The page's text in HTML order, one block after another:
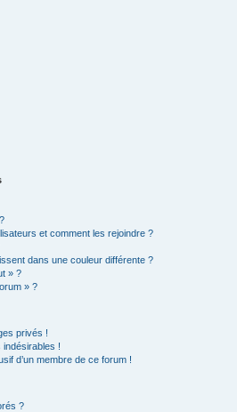
et comment les rejoindre ?
dans une couleur différente ?
» ?
» ?
privés !
!
d’un membre de ce forum !
?